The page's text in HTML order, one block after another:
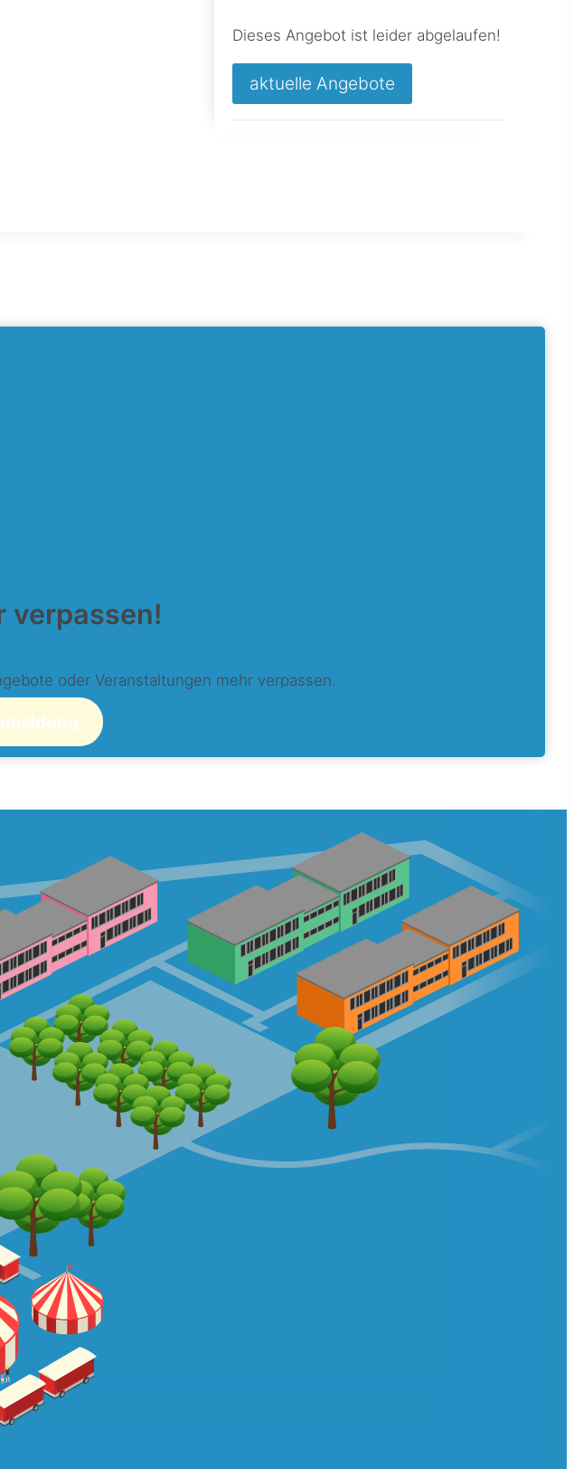
Dieses Angebot ist leider abgelaufen!
aktuelle Angebote
verpassen!
oder Veranstaltungen mehr verpassen.